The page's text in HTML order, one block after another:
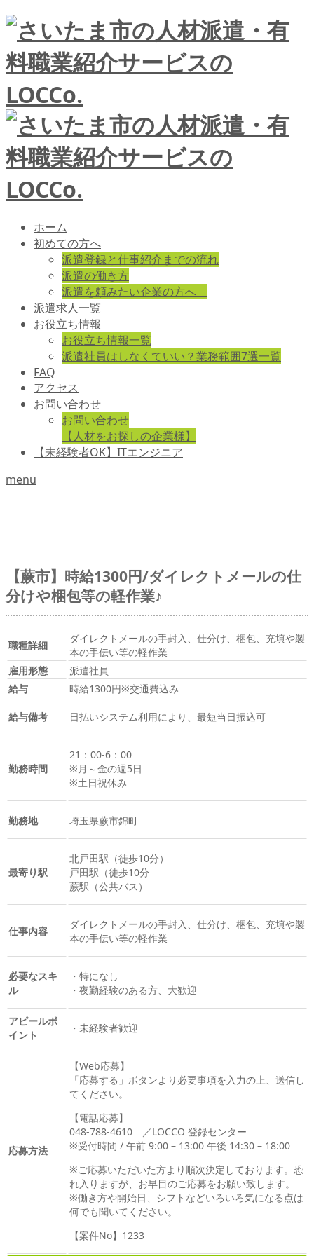
ホーム
初めての方へ
派遣登録と仕事紹介までの流れ
派遣の働き方
派遣を頼みたい企業の方へ
派遣求人一覧
お役立ち情報
お役立ち情報一覧
派遣社員はしなくていい？業務範囲7選一覧
FAQ
アクセス
お問い合わせ
お問い合わせ
【人材をお探しの企業様】
【未経験者OK】ITエンジニア
menu
【蕨市】時給1300円/ダイレクトメールの仕
分けや梱包等の軽作業♪
職種詳細
ダイレクトメールの手封入、仕分け、梱包、充填や製
本の手伝い等の軽作業
雇用形態
派遣社員
給与
時給1300円※交通費込み
給与備考 日払いシステム利用により、最短当日振込可
勤務時間
21：00-6：00
※月～金の週5日
※土日祝休み
勤務地 埼玉県蕨市錦町
最寄り駅
北戸田駅（徒歩10分）
戸田駅（徒歩10分
蕨駅（公共バス）
仕事内容
ダイレクトメールの手封入、仕分け、梱包、充填や製
本の手伝い等の軽作業
必要なスキ
ル
・特になし
・夜勤経験のある方、大歓迎
アピールポ
イント
・未経験者歓迎
応募方法
【Web応募】
「応募する」ボタンより必要事項を入力の上、送信し
てください。
【電話応募】
048-788-4610 ／LOCCO 登録センター
※受付時間 / 午前 9:00 – 13:00 午後 14:30 – 18:00
※ご応募いただいた方より順次決定しております。恐
れ入りますが、お早目のご応募をお願い致します。
※働き方や開始日、シフトなどいろいろ気になる点は
何でも聞いてください。
【案件No】1233